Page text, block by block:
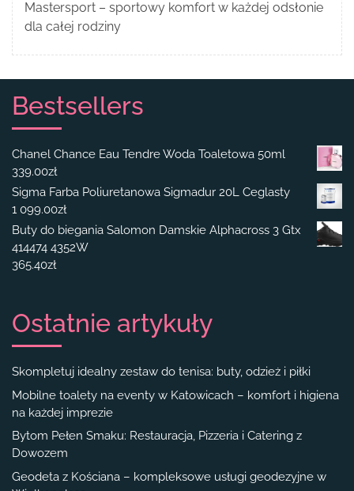
Mastersport – sportowy komfort w każdej odsłonie
dla całej rodziny
Bestsellers
Chanel Chance Eau Tendre Woda Toaletowa 50ml
339.00zł
Sigma Farba Poliuretanowa Sigmadur 20L Ceglasty
1 099.00zł
Buty do biegania Salomon Damskie Alphacross 3 Gtx
414474 4352W
365.40zł
Ostatnie artykuły
Skompletuj idealny zestaw do tenisa: buty, odzież i piłki
Mobilne toalety na eventy w Katowicach – komfort i higiena
na każdej imprezie
Bytom Pełen Smaku: Restauracja, Pizzeria i Catering z
Dowozem
Geodeta z Kościana – kompleksowe usługi geodezyjne w